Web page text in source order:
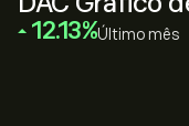
‎12.13‎ Último mês